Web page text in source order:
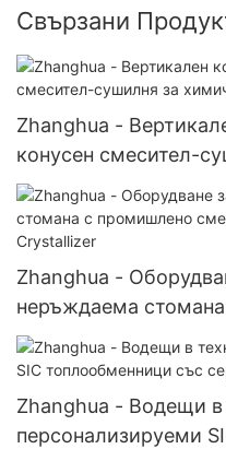
Свързани
Zhanghua -
конусен смесител-
с висока прецизност
Zhanghua -
неръждаема
на солен разтвор JJ
Zhanghua - Водещи в
персонализируеми